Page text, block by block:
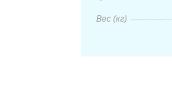
Вес (кг)